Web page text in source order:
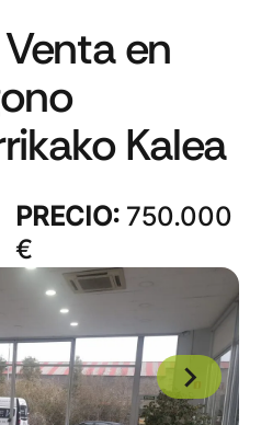
en
Kalea
PRECIO: 750.000
€